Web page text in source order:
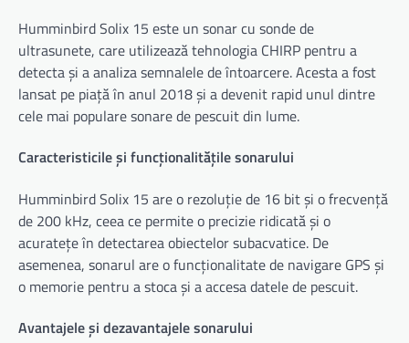
Humminbird Solix 15 este un sonar cu sonde de
ultrasunete, care utilizează tehnologia CHIRP pentru a
detecta și a analiza semnalele de întoarcere. Acesta a fost
lansat pe piață în anul 2018 și a devenit rapid unul dintre
cele mai populare sonare de pescuit din lume.
Caracteristicile și funcționalitățile sonarului
Humminbird Solix 15 are o rezoluție de 16 bit și o frecvență
de 200 kHz, ceea ce permite o precizie ridicată și o
acuratețe în detectarea obiectelor subacvatice. De
asemenea, sonarul are o funcționalitate de navigare GPS și
o memorie pentru a stoca și a accesa datele de pescuit.
Avantajele și dezavantajele sonarului